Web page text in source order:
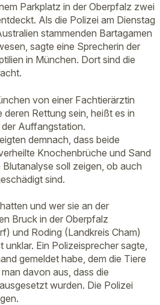
Parkplatz in der Oberpfalz zwei
Als die Polizei am Dienstag
stammenden Bartagamen
sagte eine Sprecherin der
in München. Dort sind die
von einer Fachtierärztin
Rettung sein, heißt es in
Auffangstation.
demnach, dass beide
Knochenbrüche und Sand
soll zeigen, ob auch
sind.
und wer sie an der
Bruck in der Oberpfalz
und Roding (Landkreis Cham)
Ein Polizeisprecher sagte,
gemeldet habe, dem die Tiere
davon aus, dass die
wurden. Die Polizei